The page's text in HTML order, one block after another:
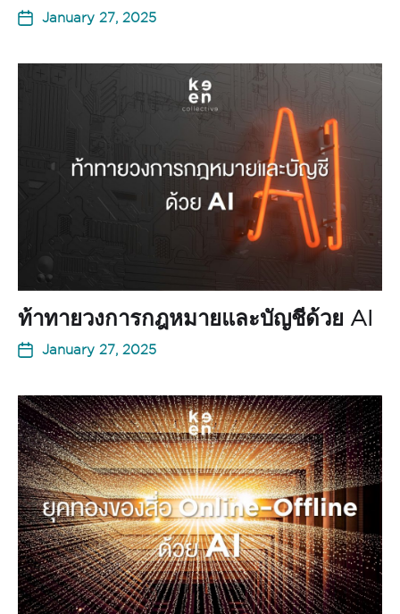
January 27, 2025
ท้าทายวงการกฎหมายและบัญชีด้วย AI
January 27, 2025